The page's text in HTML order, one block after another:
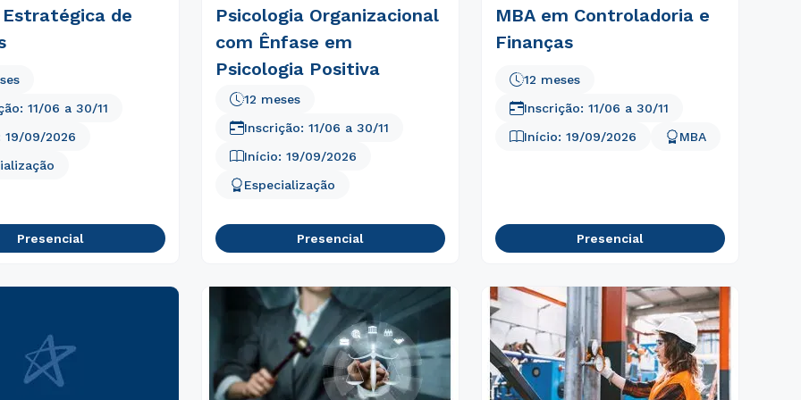
de
19/09/2026
11/06 a 30/11
Presencial
Psicologia Organizacional
com Ênfase em
Psicologia Positiva
Início: 19/09/2026
Especialização
12 meses
Inscrição: 11/06 a 30/11
Presencial
MBA em Controladoria e
Finanças
Início:19/09/2026 MBA
12 meses
Inscrição:11/06 a 30/11
Presencial